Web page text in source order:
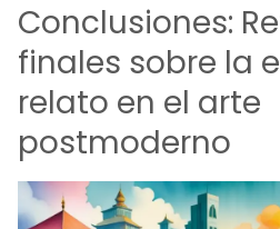
Conclusiones:
finales sobre la
relato en el arte
postmoderno